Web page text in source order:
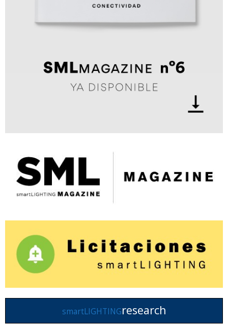
smartLIGHTINGresearch